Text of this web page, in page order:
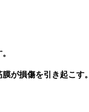
が損傷を引き起こす。